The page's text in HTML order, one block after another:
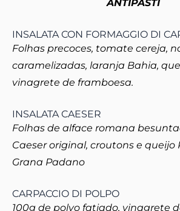
ANTIPASTI
INSALATA CON FORMAGGIO DI
Folhas precoces, tomate cereja,
caramelizadas, laranja Bahia,
vinagrete de framboesa.
INSALATA CAESER
Folhas de alface romana
Caeser original, croutons e queijo
Grana Padano
CARPACCIO DI POLPO
100g de polvo fatiado, vinagrete